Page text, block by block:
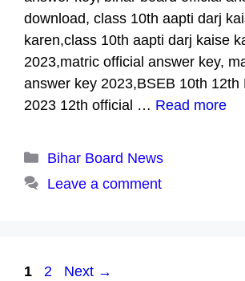
download, class 10th aapti darj
karen,class 10th aapti darj kaise
2023,matric official answer key,
answer key 2023,BSEB 10th 12th
2023 12th official … Read more
Categories
Bihar Board News
Leave a comment
Page
1 Page
2 Next →